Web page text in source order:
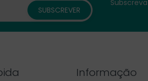
Informação